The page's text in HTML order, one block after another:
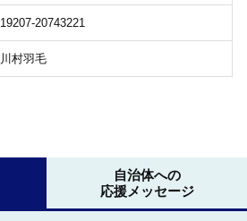
19207-20743221
川村羽毛
自治体への
応援メッセージ